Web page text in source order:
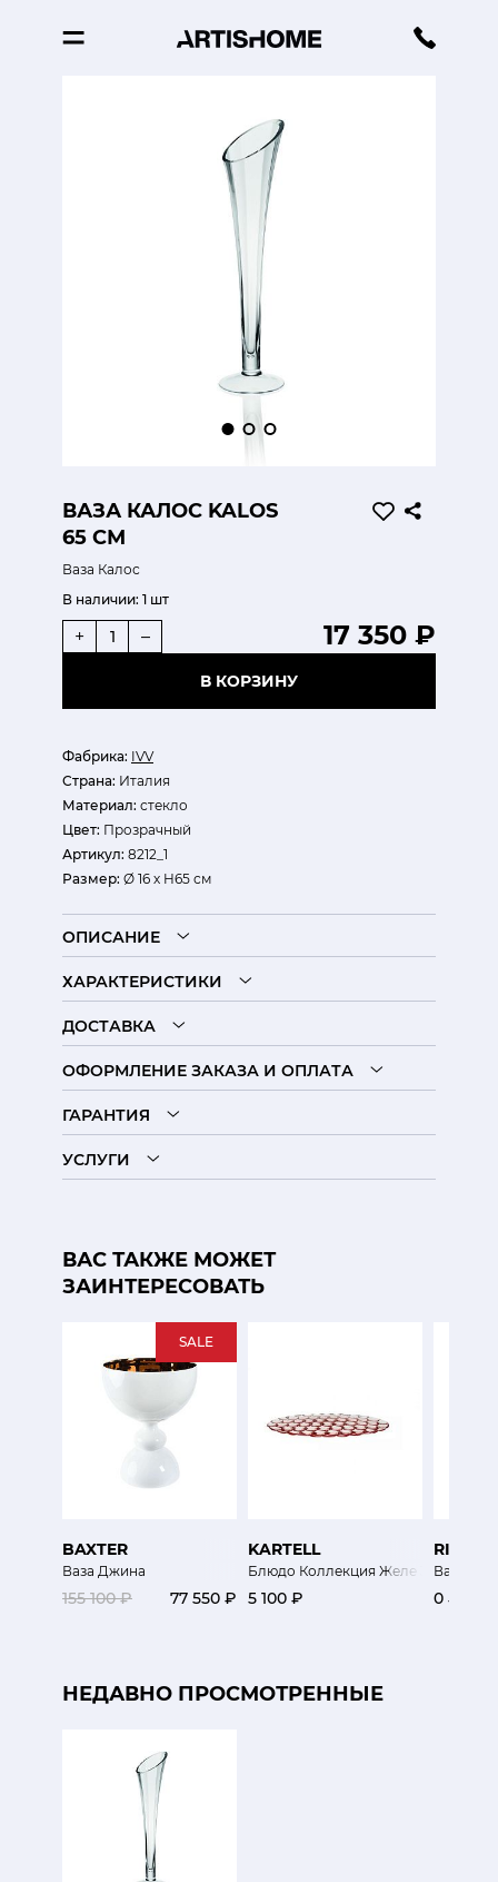
ВАЗА КАЛОС KALOS
65 СМ
Ваза Калос
Фабрика: IVV
Страна: Италия
Материал: стекло
Цвет: Прозрачный
Артикул: 8212_1
Размер: Ø 16 х H65 см
В наличии: 1 шт
17 350 ₽
+ –
В КОРЗИНУ
ОПИСАНИЕ
ХАРАКТЕРИСТИКИ
ДОСТАВКА
ОФОРМЛЕНИЕ ЗАКАЗА И ОПЛАТА
ГАРАНТИЯ
УСЛУГИ
ВАС ТАКЖЕ МОЖЕТ
ЗАИНТЕРЕСОВАТЬ
SALE
BAXTER
Ваза Джина
155 100 ₽ 77 550 ₽
KARTELL
Блюдо Коллекция Желе 33 см
5 100 ₽
RINA
Ваза
0 ₽
НЕДАВНО ПРОСМОТРЕННЫЕ